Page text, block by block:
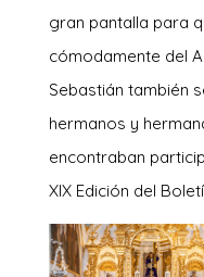
gran pantalla para
cómodamente del
Sebastián también
hermanos y
encontraban
XIX Edición del